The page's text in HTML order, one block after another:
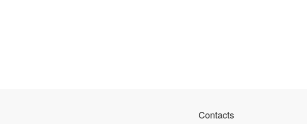
Contacts